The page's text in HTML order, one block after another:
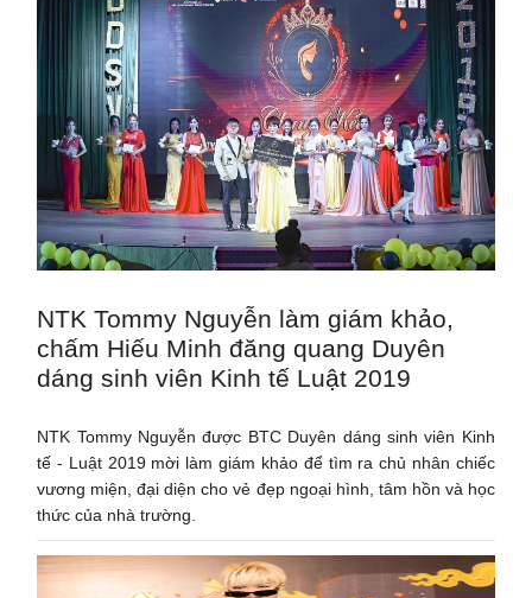
NTK Tommy Nguyễn làm giám khảo,
chấm Hiếu Minh đăng quang Duyên
dáng sinh viên Kinh tế Luật 2019
NTK Tommy Nguyễn được BTC Duyên dáng sinh viên Kinh
tế - Luật 2019 mời làm giám khảo để tìm ra chủ nhân chiếc
vương miện, đại diện cho vẻ đẹp ngoại hình, tâm hồn và học
thức của nhà trường.